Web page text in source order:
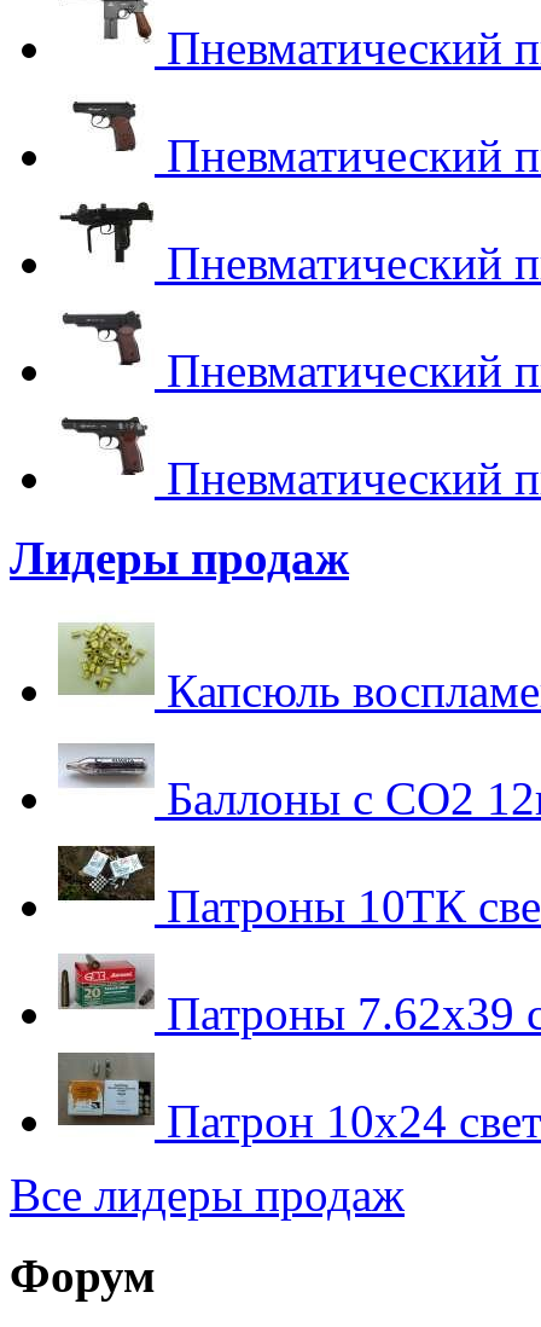
Пневматический
Пневматический
Пневматический
Пневматический
Пневматический
Лидеры продаж
Капсюль
Баллоны с СО2
Патроны 10ТК
Патроны 7.62х39
Патрон 10х24
Все лидеры продаж
Форум